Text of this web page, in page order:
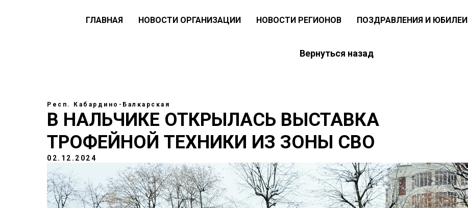
ГЛАВНАЯ НОВОСТИ ОРГАНИЗАЦИИ НОВОСТИ РЕГИОНОВ ПОЗДРАВЛЕНИЯ И ЮБИЛЕИ
Вернуться назад
Респ. Кабардино-Балкарская
В НАЛЬЧИКЕ ОТКРЫЛАСЬ ВЫСТАВКА
ТРОФЕЙНОЙ ТЕХНИКИ ИЗ ЗОНЫ СВО
02.12.2024